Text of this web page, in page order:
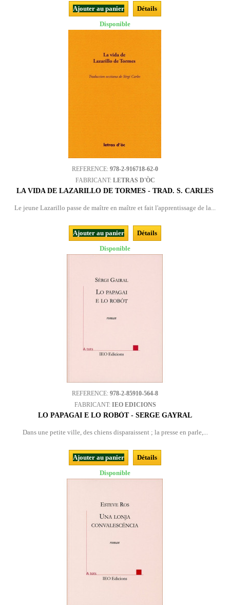
Ajouter au panier
Détails
Disponible
REFERENCE: 978-2-916718-62-0
FABRICANT: LETRAS D'ÒC
LA VIDA DE LAZARILLO DE TORMES - TRAD. S. CARLES
Le jeune Lazarillo passe de maître en maître et fait l'apprentissage de la...
Ajouter au panier
Détails
Disponible
REFERENCE: 978-2-85910-564-8
FABRICANT: IEO EDICIONS
LO PAPAGAI E LO ROBÒT - SERGE GAYRAL
Dans une petite ville, des chiens disparaissent ; la presse en parle,...
Ajouter au panier
Détails
Disponible